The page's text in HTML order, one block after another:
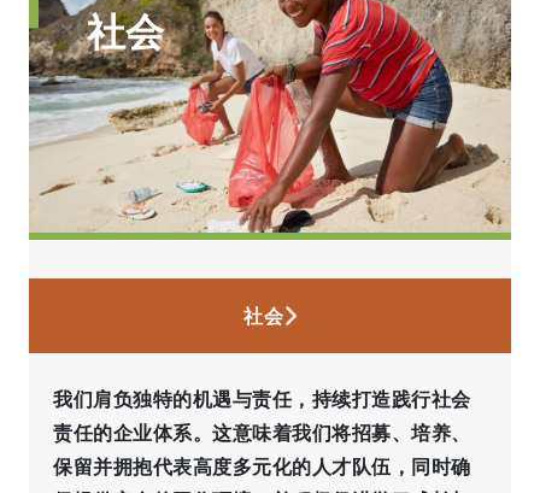
社会
社会
我们肩负独特的机遇与责任，持续打造践行社会
责任的企业体系。这意味着我们将招募、培养、
保留并拥抱代表高度多元化的人才队伍，同时确